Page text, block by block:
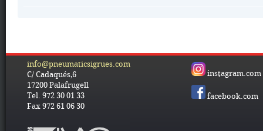
info@pneumaticsigrues.com
C/ Cadaqués,6
17200 Palafrugell
Tel. 972 30 01 33
Fax 972 61 06 30
instagram.com
facebook.com